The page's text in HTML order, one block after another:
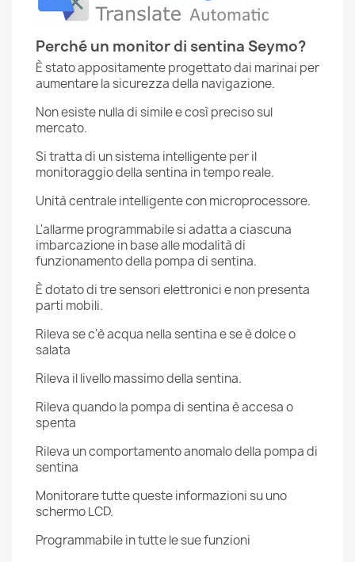
Perché un monitor di sentina Seymo?
È stato appositamente progettato dai marinai per
aumentare la sicurezza della navigazione.
Non esiste nulla di simile e così preciso sul
mercato.
Si tratta di un sistema intelligente per il
monitoraggio della sentina in tempo reale.
Unità centrale intelligente con microprocessore.
L'allarme programmabile si adatta a ciascuna
imbarcazione in base alle modalità di
funzionamento della pompa di sentina.
È dotato di tre sensori elettronici e non presenta
parti mobili.
Rileva se c'è acqua nella sentina e se è dolce o
salata
Rileva il livello massimo della sentina.
Rileva quando la pompa di sentina è accesa o
spenta
Rileva un comportamento anomalo della pompa di
sentina
Monitorare tutte queste informazioni su uno
schermo LCD.
Programmabile in tutte le sue funzioni